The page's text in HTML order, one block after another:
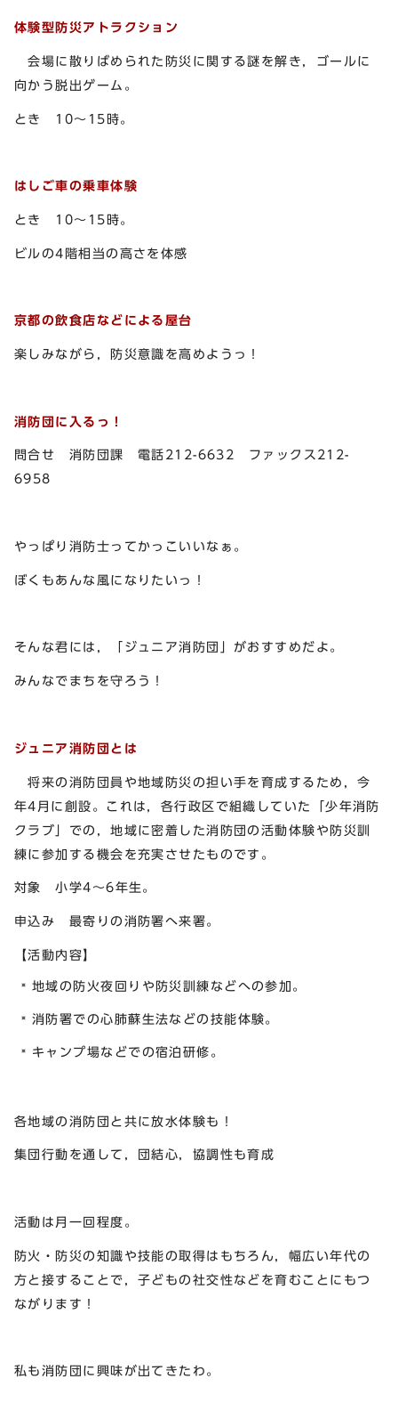
体験型防災アトラクション
会場に散りばめられた防災に関する謎を解き，ゴールに
向かう脱出ゲーム。
とき 10～15時。
はしご車の乗車体験
とき 10～15時。
ビルの4階相当の高さを体感
京都の飲食店などによる屋台
楽しみながら，防災意識を高めようっ！
消防団に入るっ！
問合せ 消防団課 電話212-6632 ファックス212-
6958
やっぱり消防士ってかっこいいなぁ。
ぼくもあんな風になりたいっ！
そんな君には，「ジュニア消防団」がおすすめだよ。
みんなでまちを守ろう！
ジュニア消防団とは
将来の消防団員や地域防災の担い手を育成するため，今
年4月に創設。これは，各行政区で組織していた「少年消防
クラブ」での，地域に密着した消防団の活動体験や防災訓
練に参加する機会を充実させたものです。
対象 小学4～6年生。
申込み 最寄りの消防署へ来署。
【活動内容】
地域の防火夜回りや防災訓練などへの参加。
消防署での心肺蘇生法などの技能体験。
キャンプ場などでの宿泊研修。
各地域の消防団と共に放水体験も！
集団行動を通して，団結心，協調性も育成
活動は月一回程度。
防火・防災の知識や技能の取得はもちろん，幅広い年代の
方と接することで，子どもの社交性などを育むことにもつ
ながります！
私も消防団に興味が出てきたわ。